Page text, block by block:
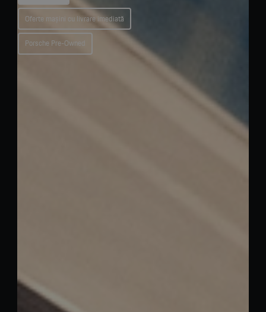
Oferte mașini cu livrare imediată
Porsche Pre-Owned